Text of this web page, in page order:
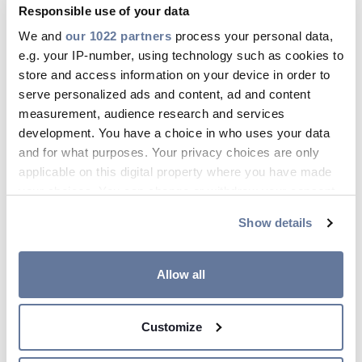
Responsible use of your data
We and our 1022 partners process your personal data,
e.g. your IP-number, using technology such as cookies to
store and access information on your device in order to
serve personalized ads and content, ad and content
measurement, audience research and services
development. You have a choice in who uses your data
and for what purposes. Your privacy choices are only
applicable on this digital property where you have made
If you allow, we would also like to:
Identify your device by actively scanning it for
Show details
Allow all
Customize
van P-laser in kabels maakt kabels, afhankelijk
van de opbouw, ook volledig recyclebaar. XLPE is
daarentegen nauwelijks recyclebaar. “Verder zijn
de kabels per mm isolatie elektrisch sterker,
zodat we ze dunner kunnen maken en
grondstoffen besparen.”
belasten door hun hogere
temperatuurbestendigheid: 110 ºC in plaats van
90 ºC (continu) en 130 ºC versus 105 ºC (piek).